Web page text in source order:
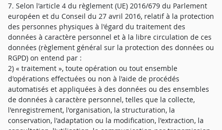
7. Selon l'article 4 du règlement (UE) 2016/679 du Parlement
européen et du Conseil du 27 avril 2016, relatif à la protection
des personnes physiques à l'égard du traitement des
données à caractère personnel et à la libre circulation de ces
données (règlement général sur la protection des données ou
RGPD) on entend par :
2) « traitement », toute opération ou tout ensemble
d'opérations effectuées ou non à l'aide de procédés
automatisés et appliquées à des données ou des ensembles
de données à caractère personnel, telles que la collecte,
l'enregistrement, l'organisation, la structuration, la
conservation, l'adaptation ou la modification, l'extraction, la